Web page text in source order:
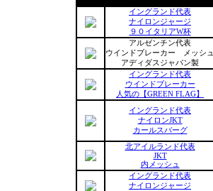
イングランド代表
ナイロンジャージ
９０イタリアW杯
アルゼンチン代表
ウインドブレーカー メッシュ
アディダスジャパン製
イングランド代表
ウインドブレーカー
人気の【GREEN FLAG】
イングランド代表
ナイロンJKT
カールスバーグ
北アイルランド代表
JKT
内メッシュ
イングランド代表
ナイロンジャージ